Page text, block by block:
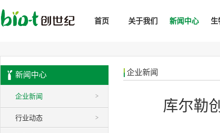
首页 关于我们 新闻中心 生
新闻中心
>
企业新闻
>
行业动态
企业新闻
库尔勒